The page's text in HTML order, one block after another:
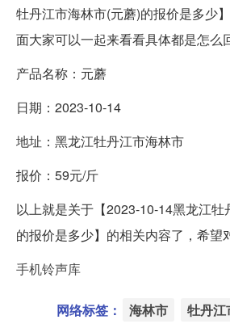
牡丹江市海林市(元蘑)的报价是多少
面大家可以一起来看看具体都是怎么
产品名称：元蘑
日期：2023-10-14
地址：黑龙江牡丹江市海林市
报价：59元/斤
以上就是关于【2023-10-14黑龙江牡
的报价是多少】的相关内容了，希望
手机铃声库
网络标签： 海林市 牡丹江